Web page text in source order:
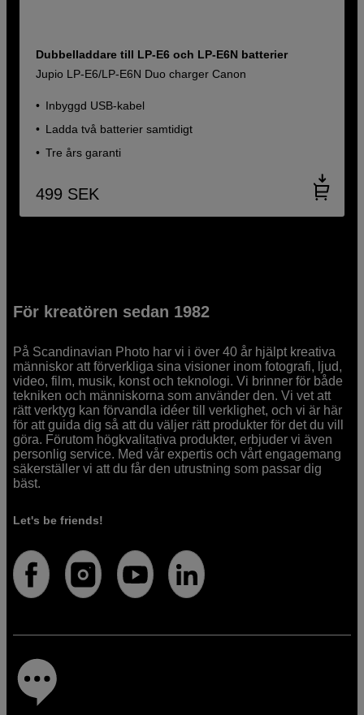
Dubbelladdare till LP-E6 och LP-E6N batterier
Jupio LP-E6/LP-E6N Duo charger Canon
Inbyggd USB-kabel
Ladda två batterier samtidigt
Tre års garanti
499 SEK
För kreatören sedan 1982
På Scandinavian Photo har vi i över 40 år hjälpt kreativa
människor att förverkliga sina visioner inom fotografi, ljud,
video, film, musik, konst och teknologi. Vi brinner för både
tekniken och människorna som använder den. Vi vet att
rätt verktyg kan förvandla idéer till verklighet, och vi är här
för att guida dig så att du väljer rätt produkter för det du vill
göra. Förutom högkvalitativa produkter, erbjuder vi även
personlig service. Med vår expertis och vårt engagemang
säkerställer vi att du får den utrustning som passar dig
bäst.
Let's be friends!